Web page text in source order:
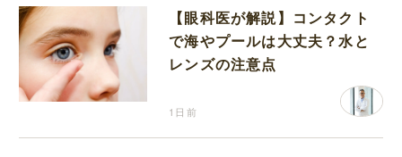
【眼科医が解説】コンタクト
で海やプールは大丈夫？水と
レンズの注意点
1日前